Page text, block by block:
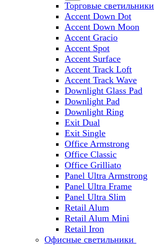
Торговые светильники
Accent Down Dot
Accent Down Moon
Accent Gracio
Accent Spot
Accent Surface
Accent Track Loft
Accent Track Wave
Downlight Glass Pad
Downlight Pad
Downlight Ring
Exit Dual
Exit Single
Office Armstrong
Office Classic
Office Grilliato
Panel Ultra Armstrong
Panel Ultra Frame
Panel Ultra Slim
Retail Alum
Retail Alum Mini
Retail Iron
Офисные светильники